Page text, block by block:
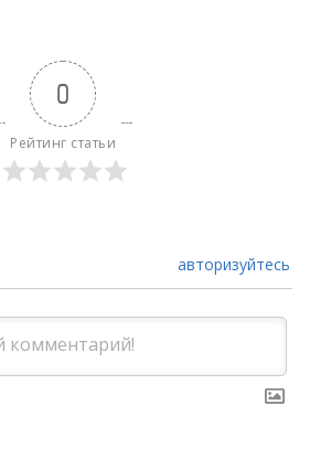
0
Рейтинг статьи
авторизуйтесь